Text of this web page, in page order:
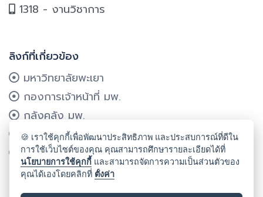
1318 - งานวิชาการ
ลิงก์ที่เกี่ยวข้อง
มหาวิทยาลัยพะเยา
กองการเจ้าหน้าที่ มพ.
กลังคลัง มพ.
กองแผนงาน มพ.
ศูนย์บริการเทคโนโลยีฯ มพ.
🍪 เราใช้คุกกี้เพื่อพัฒนาประสิทธิภาพ และประสบการณ์ที่ดีใน
การใช้เว็บไซต์ของคุณ คุณสามารถศึกษารายละเอียดได้ที่
นโยบายการใช้คุกกี้ และสามารถจัดการความเป็นส่วนตัวของ
คุณได้เองโดยคลิกที่ ตั้งค่า